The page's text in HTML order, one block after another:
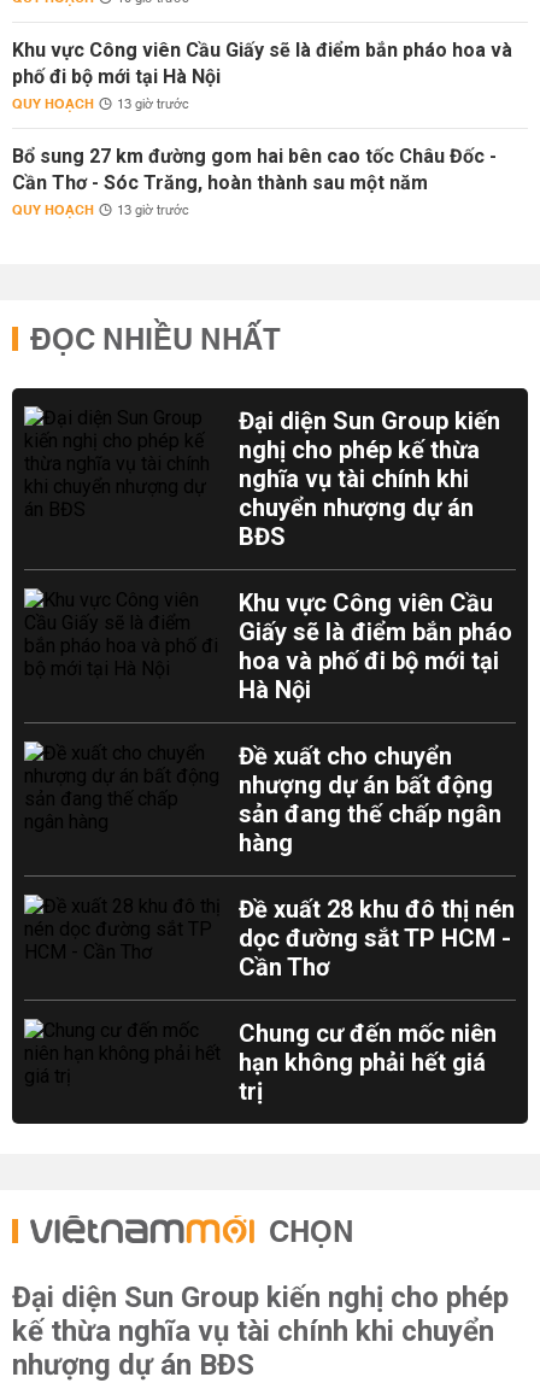
Khu vực Công viên Cầu Giấy sẽ là điểm bắn pháo hoa và
phố đi bộ mới tại Hà Nội
QUY HOẠCH 13 giờ trước
Bổ sung 27 km đường gom hai bên cao tốc Châu Đốc -
Cần Thơ - Sóc Trăng, hoàn thành sau một năm
QUY HOẠCH 13 giờ trước
ĐỌC NHIỀU NHẤT
Đại diện Sun Group kiến
nghị cho phép kế thừa
nghĩa vụ tài chính khi
chuyển nhượng dự án
BĐS
Khu vực Công viên Cầu
Giấy sẽ là điểm bắn pháo
hoa và phố đi bộ mới tại
Hà Nội
Đề xuất cho chuyển
nhượng dự án bất động
sản đang thế chấp ngân
hàng
Đề xuất 28 khu đô thị nén
dọc đường sắt TP HCM -
Cần Thơ
Chung cư đến mốc niên
hạn không phải hết giá
trị
CHỌN
Đại diện Sun Group kiến nghị cho phép
kế thừa nghĩa vụ tài chính khi chuyển
nhượng dự án BĐS